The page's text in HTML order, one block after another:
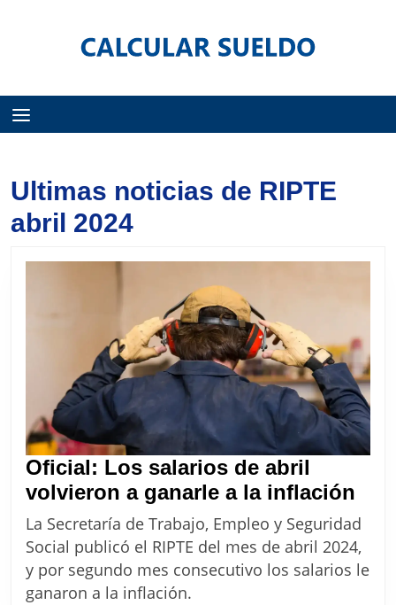
Ultimas noticias de RIPTE
abril 2024
Oficial: Los salarios de abril
volvieron a ganarle a la inflación
Los
de
La Secretaría de Trabajo, Empleo y Seguridad
Social publicó el RIPTE del mes de abril 2024,
y por segundo mes consecutivo los salarios le
ganaron a la inflación.